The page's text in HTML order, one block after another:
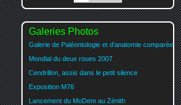
Galeries Photos
Galerie de Paléontologie et d'anatomie comparée
Mondial du deux roues 2007
Cendrillon, assis dans le petit silence
Exposition M76
Lancement du MoDem au Zénith